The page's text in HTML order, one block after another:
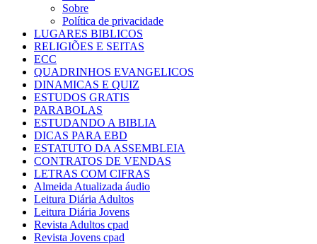
Sobre
Política de privacidade
LUGARES BIBLICOS
RELIGIÕES E SEITAS
ECC
QUADRINHOS EVANGELICOS
DINAMICAS E QUIZ
ESTUDOS GRATIS
PARABOLAS
ESTUDANDO A BIBLIA
DICAS PARA EBD
ESTATUTO DA ASSEMBLEIA
CONTRATOS DE VENDAS
LETRAS COM CIFRAS
Almeida Atualizada áudio
Leitura Diária Adultos
Leitura Diária Jovens
Revista Adultos cpad
Revista Jovens cpad